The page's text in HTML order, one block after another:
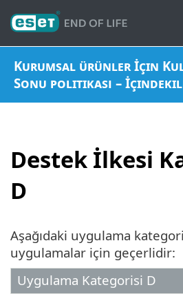
Kurumsal ürünler İçin
Sonu politikası –
Destek İlkesi
D
Aşağıdaki uygulama
uygulamalar için geçerlidir:
Uygulama Kategorisi D